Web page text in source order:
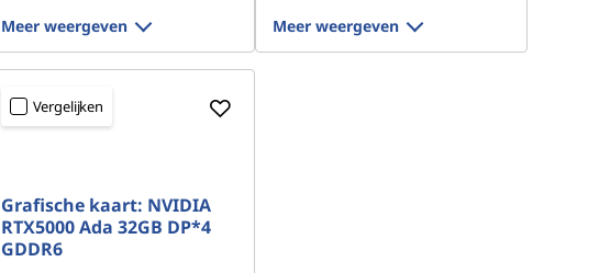
Meer weergeven Meer weergeven
Vergelijken
Grafische kaart: NVIDIA
RTX5000 Ada 32GB DP*4
GDDR6